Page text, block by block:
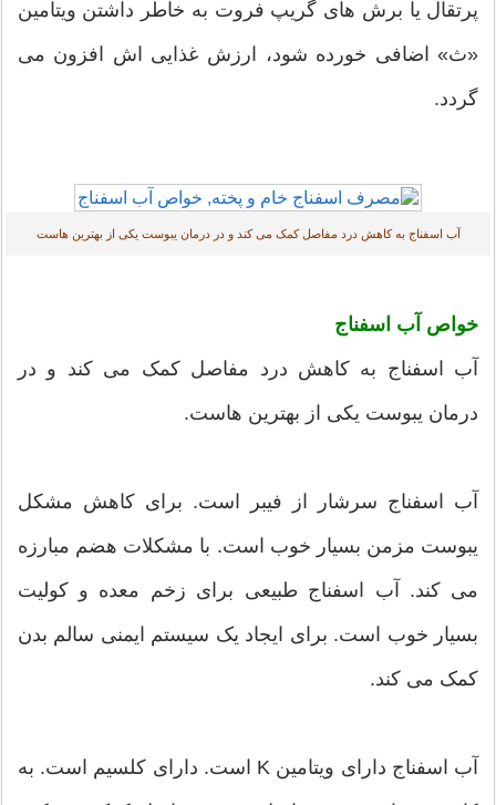
پرتقال یا برش های گریپ فروت به خاطر داشتن ویتامین
«ث» اضافی خورده شود، ارزش غذایی اش افزون می
گردد.
آب اسفناج به کاهش درد مفاصل کمک می کند و در درمان یبوست یکی از بهترین هاست
خواص آب اسفناج
آب اسفناج به کاهش درد مفاصل کمک می کند و در
درمان یبوست یکی از بهترین هاست.
آب اسفناج سرشار از فیبر است. برای کاهش مشکل
یبوست مزمن بسیار خوب است. با مشکلات هضم مبارزه
می کند. آب اسفناج طبیعی برای زخم معده و کولیت
بسیار خوب است. برای ایجاد یک سیستم ایمنی سالم بدن
کمک می کند.
آب اسفناج دارای ویتامین K است. دارای کلسیم است. به